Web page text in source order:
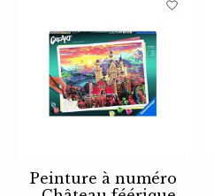
Peinture à numéro